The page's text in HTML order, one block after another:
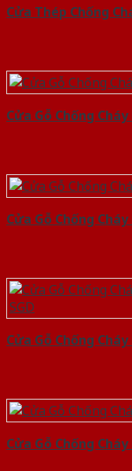
Cửa Thép Chống
Cửa Gỗ Chống
Cửa Gỗ Chống
Cửa Gỗ Chống
Cửa Gỗ Chống Cháy